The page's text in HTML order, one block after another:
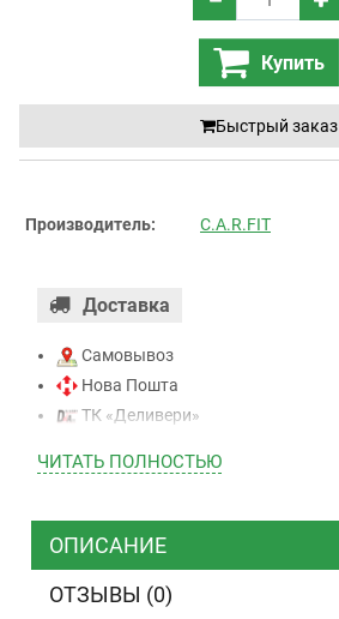
Купить
Быстрый заказ
Производитель: C.A.R.FIT
Доставка
Самовывоз
Нова Пошта
ТК «Деливери»
ТК “Justin”
ТК ”УкрПочта”
ЧИТАТЬ ПОЛНОСТЬЮ
ОПИСАНИЕ
ОТЗЫВЫ (0)